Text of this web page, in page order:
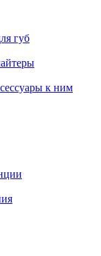
губ
к ним